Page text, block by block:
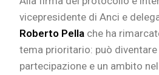
vicepresidente di Anci e
Roberto Pella che ha
tema prioritario: può
partecipazione e un ambito